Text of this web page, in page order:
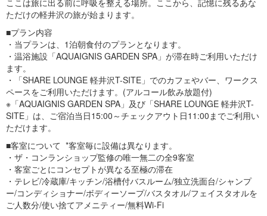
ここは旅に出る前に呼吸を整える場所。ここから、記憶に残るあな
ただけの軽井沢の旅が始まります。
■プラン内容
・当プランは、1泊朝食付のプランとなります。
・温浴施設「AQUAIGNIS GARDEN SPA」が滞在時ご利用いただけ
ます。
・「SHARE LOUNGE 軽井沢T-SITE」でのカフェやバー、ワークス
ペースをご利用いただけます。(アルコール飲み放題付)
※「AQUAIGNIS GARDEN SPA」及び「SHARE LOUNGE 軽井沢T-
SITE」は、ご宿泊当日15:00～チェックアウト日11:00までご利用い
ただけます。
■客室について *客室毎に設備は異なります。
・ザ・コンランショップ監修の唯一無二の全9客室
・客室ごとにコンセプトが異なる至極の滞在
・テレビ/冷蔵庫/キッチン/浴槽付バスルーム/独立洗面台/シャンプ
ー/コンディショナー/ボディーソープ/バスタオル/フェイスタオルを
ご人数分/使い捨てアメニティー/無料Wi-Fi